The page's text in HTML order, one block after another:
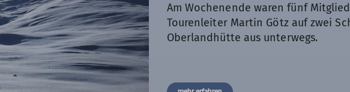
Am Wochenende waren fünf
Tourenleiter Martin Götz auf zwei
Oberlandhütte aus unterwegs.